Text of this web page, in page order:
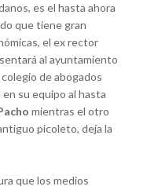
es el hasta ahora
que tiene gran
el ex rector
al ayuntamiento
de abogados
su equipo al hasta
mientras el otro
picoleto, deja la
que los medios